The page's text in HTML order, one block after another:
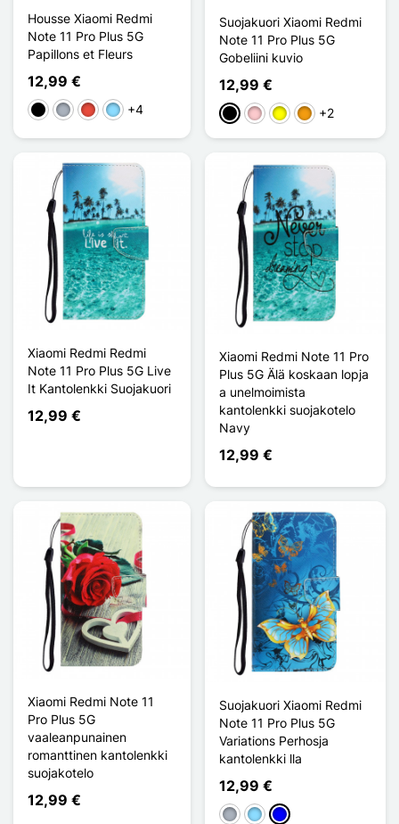
Housse Xiaomi Redmi
Note 11 Pro Plus 5G
Papillons et Fleurs
12,99 €
MustaHarmaaPunainen
Bleu Clair
+4
Suojakuori Xiaomi Redmi
Note 11 Pro Plus 5G
Gobeliini kuvio
12,99 €
MustaPinkkiKeltainen
Oranssi
+2
Xiaomi Redmi Redmi
Note 11 Pro Plus 5G Live
It Kantolenkki Suojakuori
12,99 €
Xiaomi Redmi Note 11 Pro
Plus 5G Älä koskaan lopja
a unelmoimista
kantolenkki suojakotelo
Navy
12,99 €
Xiaomi Redmi Note 11
Pro Plus 5G
vaaleanpunainen
romanttinen kantolenkki
suojakotelo
12,99 €
Suojakuori Xiaomi Redmi
Note 11 Pro Plus 5G
Variations Perhosja
kantolenkki lla
12,99 €
HarmaaBleu Clair
Sininen